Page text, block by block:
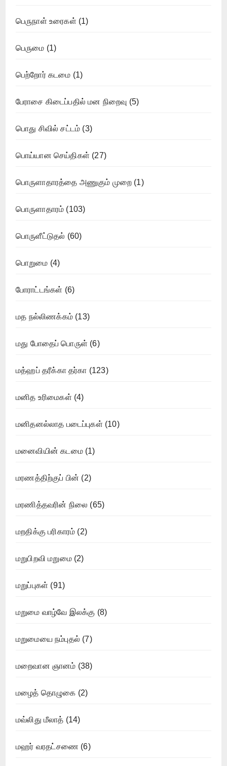
பெருநாள் உரைகள் (1)
பெருமை (1)
பெற்றோர் கடமை (1)
பேராசை கிடைப்பதில் மன நிறைவு (5)
பொது சிவில் சட்டம் (3)
பொய்யான செய்திகள் (27)
பொருளாதாரத்தை அணுகும் முறை (1)
பொருளாதாரம் (103)
பொருளீட்டுதல் (60)
பொறுமை (4)
போராட்டங்கள் (6)
மத நல்லிணக்கம் (13)
மது போதைப் பொருள் (6)
மத்ஹப் தரீக்கா தர்கா (123)
மனித உரிமைகள் (4)
மனிதனல்லாத படைப்புகள் (10)
மனைவியின் கடமை(1)
மரணத்திற்குப் பின் (2)
மரணித்தவரின் நிலை (65)
மறதிக்கு பரிகாரம் (2)
மறுபிறவி மறுமை(2)
மறுப்புகள் (91)
மறுமை வாழ்வே இலக்கு (8)
மறுமையை நம்புதல் (7)
மறைவான ஞானம் (38)
மழைத் தொழுகை (2)
மவ்லிது மீலாத் (14)
மஹர் வரதட்சணை (6)